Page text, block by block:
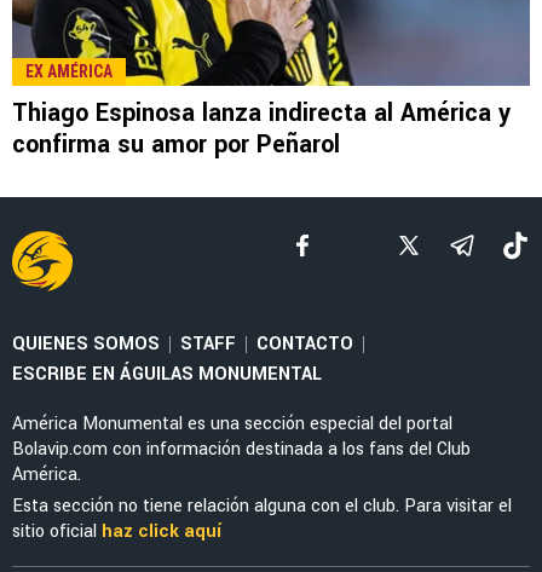
EX AMÉRICA
Thiago Espinosa lanza indirecta al América y
confirma su amor por Peñarol
QUIENES SOMOS | STAFF | CONTACTO |
ESCRIBE EN ÁGUILAS MONUMENTAL
América Monumental es una sección especial del portal
Bolavip.com con información destinada a los fans del Club
América.
Esta sección no tiene relación alguna con el club. Para visitar el
sitio oficial haz click aquí